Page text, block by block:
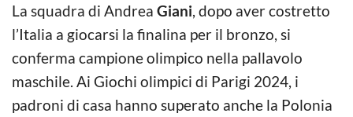
La squadra di Andrea Giani, dopo aver costretto
l’Italia a giocarsi la finalina per il bronzo, si
conferma campione olimpico nella pallavolo
maschile. Ai Giochi olimpici di Parigi 2024, i
padroni di casa hanno superato anche la Polonia